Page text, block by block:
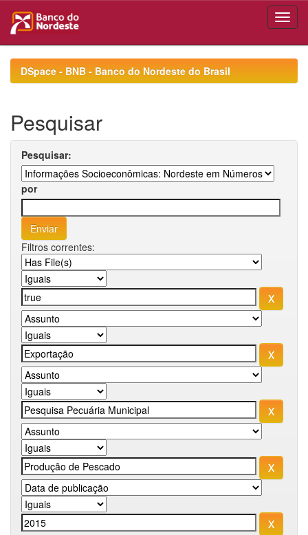
navigationDSpace - BNB - Banco do Nordeste do Brasil
Pesquisar
Pesquisar:
por
Filtros correntes: